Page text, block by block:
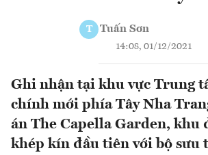
T Tuấn Sơn
14:08, 01/12/2021
Ghi nhận tại khu vực Trung
chính mới phía Tây Nha
án The Capella Garden, khu
khép kín đầu tiên với bộ sưu